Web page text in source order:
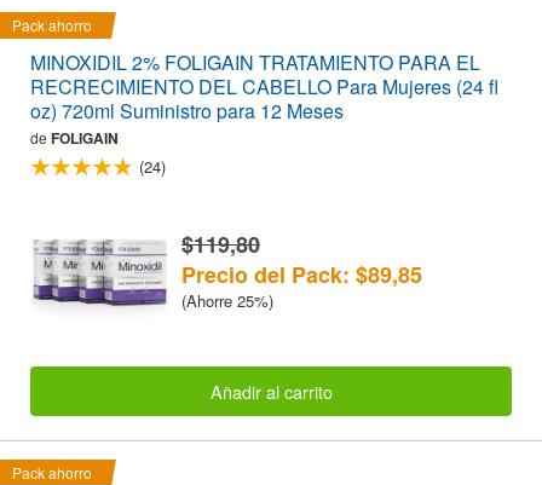
Pack ahorro
MINOXIDIL 2% FOLIGAIN TRATAMIENTO PARA EL
RECRECIMIENTO DEL CABELLO Para Mujeres (24 fl
oz) 720ml Suministro para 12 Meses
de FOLIGAIN
(24)
$119,80
Precio del Pack: $89,85
(Ahorre 25%)
Añadir al carrito
Pack ahorro